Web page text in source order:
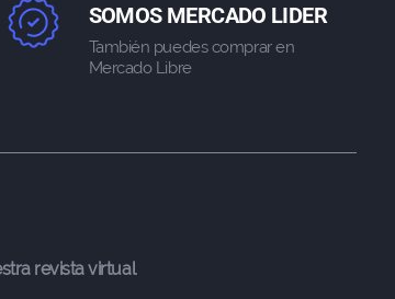
SOMOS MERCADO LIDER
También puedes comprar en
Mercado Libre
revista virtual